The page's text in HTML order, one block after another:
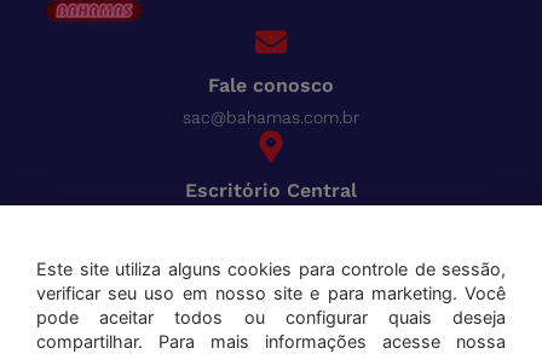
Fale conosco
sac@bahamas.com.br
Escritório Central
Cred
Aceitamos os seguintes cartões:
Este site utiliza alguns cookies para controle de sessão,
verificar seu uso em nosso site e para marketing. Você
pode aceitar todos ou configurar quais deseja
compartilhar. Para mais informações acesse nossa